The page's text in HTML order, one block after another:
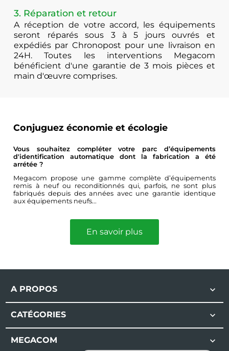
3. Réparation et retour
A réception de votre accord, les équipements
seront réparés sous 3 à 5 jours ouvrés et
expédiés par Chronopost pour une livraison en
24H. Toutes les interventions Megacom
bénéficient d'une garantie de 3 mois pièces et
main d'œuvre comprises.
Conjuguez économie et écologie
Vous souhaitez compléter votre parc d’équipements
d'identification automatique dont la fabrication a été
arrétée ?
Megacom propose une gamme complète d’équipements
remis à neuf ou reconditionnés qui, parfois, ne sont plus
fabriqués depuis des années avec une garantie identique
aux équipements neufs...
En savoir plus
A PROPOS 
CATÉGORIES 
MEGACOM 